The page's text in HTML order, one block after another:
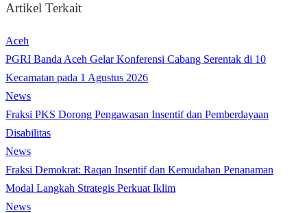
Artikel Terkait
Aceh
PGRI Banda Aceh Gelar Konferensi Cabang Serentak di 10
Kecamatan pada 1 Agustus 2026
News
Fraksi PKS Dorong Pengawasan Insentif dan Pemberdayaan
Disabilitas
News
Fraksi Demokrat: Raqan Insentif dan Kemudahan Penanaman
Modal Langkah Strategis Perkuat Iklim
News